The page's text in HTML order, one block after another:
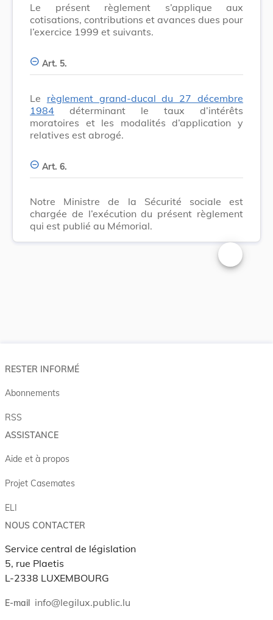
Le présent règlement s’applique aux
cotisations, contributions et avances dues pour
l’exercice 1999 et suivants.
Art. 5.
Le règlement grand-ducal du 27 décembre
1984 déterminant le taux d’intérêts
moratoires et les modalités d’application y
relatives est abrogé.
Art. 6.
Notre Ministre de la Sécurité sociale est
chargée de l’exécution du présent règlement
qui est publié au Mémorial.
Changer la
RESTER INFORMÉ
Abonnements
RSS
ASSISTANCE
Aide et à propos
Projet Casemates
ELI
NOUS CONTACTER
Service central de législation
5, rue Plaetis
L-2338 LUXEMBOURG
E-mail info@legilux.public.lu